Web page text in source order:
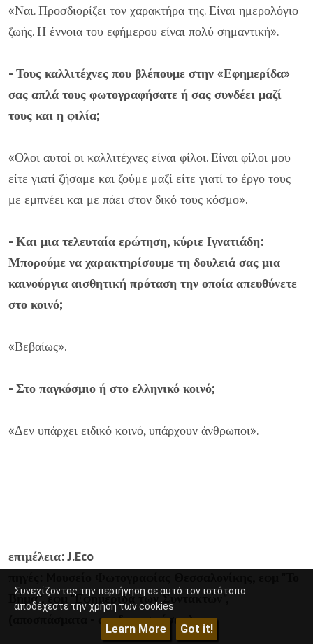
«Ναι. Προσδιορίζει τον χαρακτήρα της. Είναι ημερολόγιο
ζωής. Η έννοια του εφήμερου είναι πολύ σημαντική».
- Τους καλλιτέχνες που βλέπουμε στην «Εφημερίδα»
σας απλά τους φωτογραφήσατε ή σας συνδέει μαζί
τους και η φιλία;
«Ολοι αυτοί οι καλλιτέχνες είναι φίλοι. Είναι φίλοι μου
είτε γιατί ζήσαμε και ζούμε μαζί είτε γιατί το έργο τους
με εμπνέει και με πάει στον δικό τους κόσμο».
- Και μια τελευταία ερώτηση, κύριε Ιγνατιάδη:
Μπορούμε να χαρακτηρίσουμε τη δουλειά σας μια
καινούργια αισθητική πρόταση την οποία απευθύνετε
στο κοινό;
«Βεβαίως».
- Στο παγκόσμιο ή στο ελληνικό κοινό;
«Δεν υπάρχει ειδικό κοινό, υπάρχουν άνθρωποι».
επιμέλεια: J.Eco
Βήμα", εφμ "Εφημερίδα των Συντακτών",
(αποσπάσματα - αναδημοσιεύσεις)
Συνεχίζοντας την περιήγηση σε αυτό τον ιστότοπο
αποδέχεστε την χρήση των cookies
Learn More Got it!